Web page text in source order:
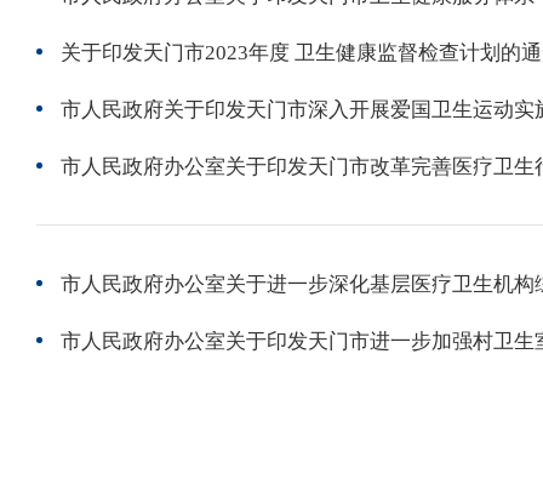
关于印发天门市2023年度 卫生健康监督检查计划的
市人民政府关于印发天门市深入开展爱国卫生运动实